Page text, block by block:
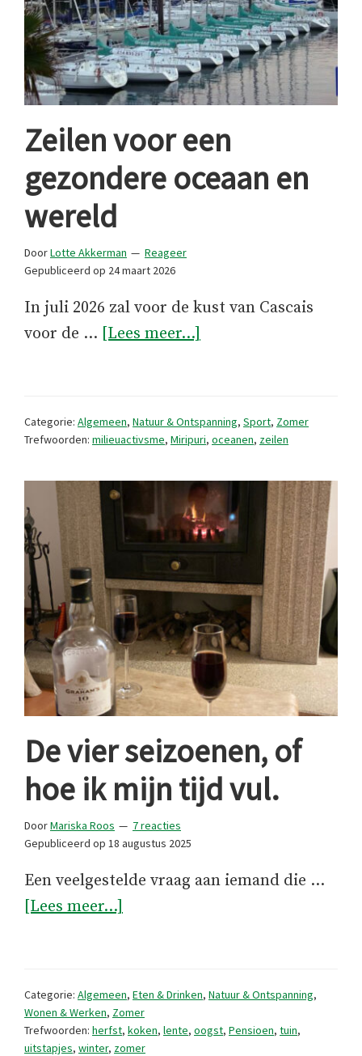
Zeilen voor een
gezondere oceaan en
wereld
DoorLotte Akkerman
Reageer
Gepubliceerd op 24 maart 2026
In juli 2026 zal voor de kust van Cascais
voor de … [Lees meer...]
oceaan
wereld
Categorie: Algemeen, Natuur & Ontspanning, Sport, Zomer
Trefwoorden: milieuactivsme, Miripuri, oceanen, zeilen
De vier seizoenen, of
hoe ik mijn tijd vul.
DoorMariska Roos
7 reacties
Gepubliceerd op 18 augustus 2025
Een veelgestelde vraag aan iemand die …
[Lees meer...]
hoe
ik
Categorie: Algemeen, Eten & Drinken, Natuur & Ontspanning,
Wonen & Werken, Zomer
Trefwoorden: herfst, koken, lente, oogst, Pensioen, tuin,
uitstapjes, winter, zomer